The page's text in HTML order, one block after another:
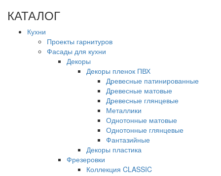
КАТАЛОГ
Кухни
Проекты гарнитуров
Фасады для кухни
Декоры
Декоры пленок ПВХ
Древесные патинированные
Древесные матовые
Древесные глянцевые
Металлики
Однотонные матовые
Однотонные глянцевые
Фантазийные
Декоры пластика
Фрезеровки
Коллекция CLASSIC